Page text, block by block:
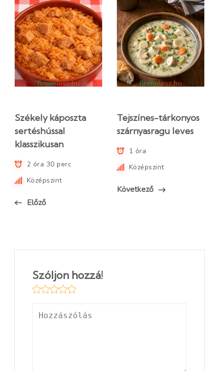
Székely káposzta
sertéshússal
klasszikusan
2 óra 30 perc
Középszint
Előző
Tejszínes-tárkonyos
szárnyasragu leves
1 óra
Középszint
Következő
Szóljon hozzá!